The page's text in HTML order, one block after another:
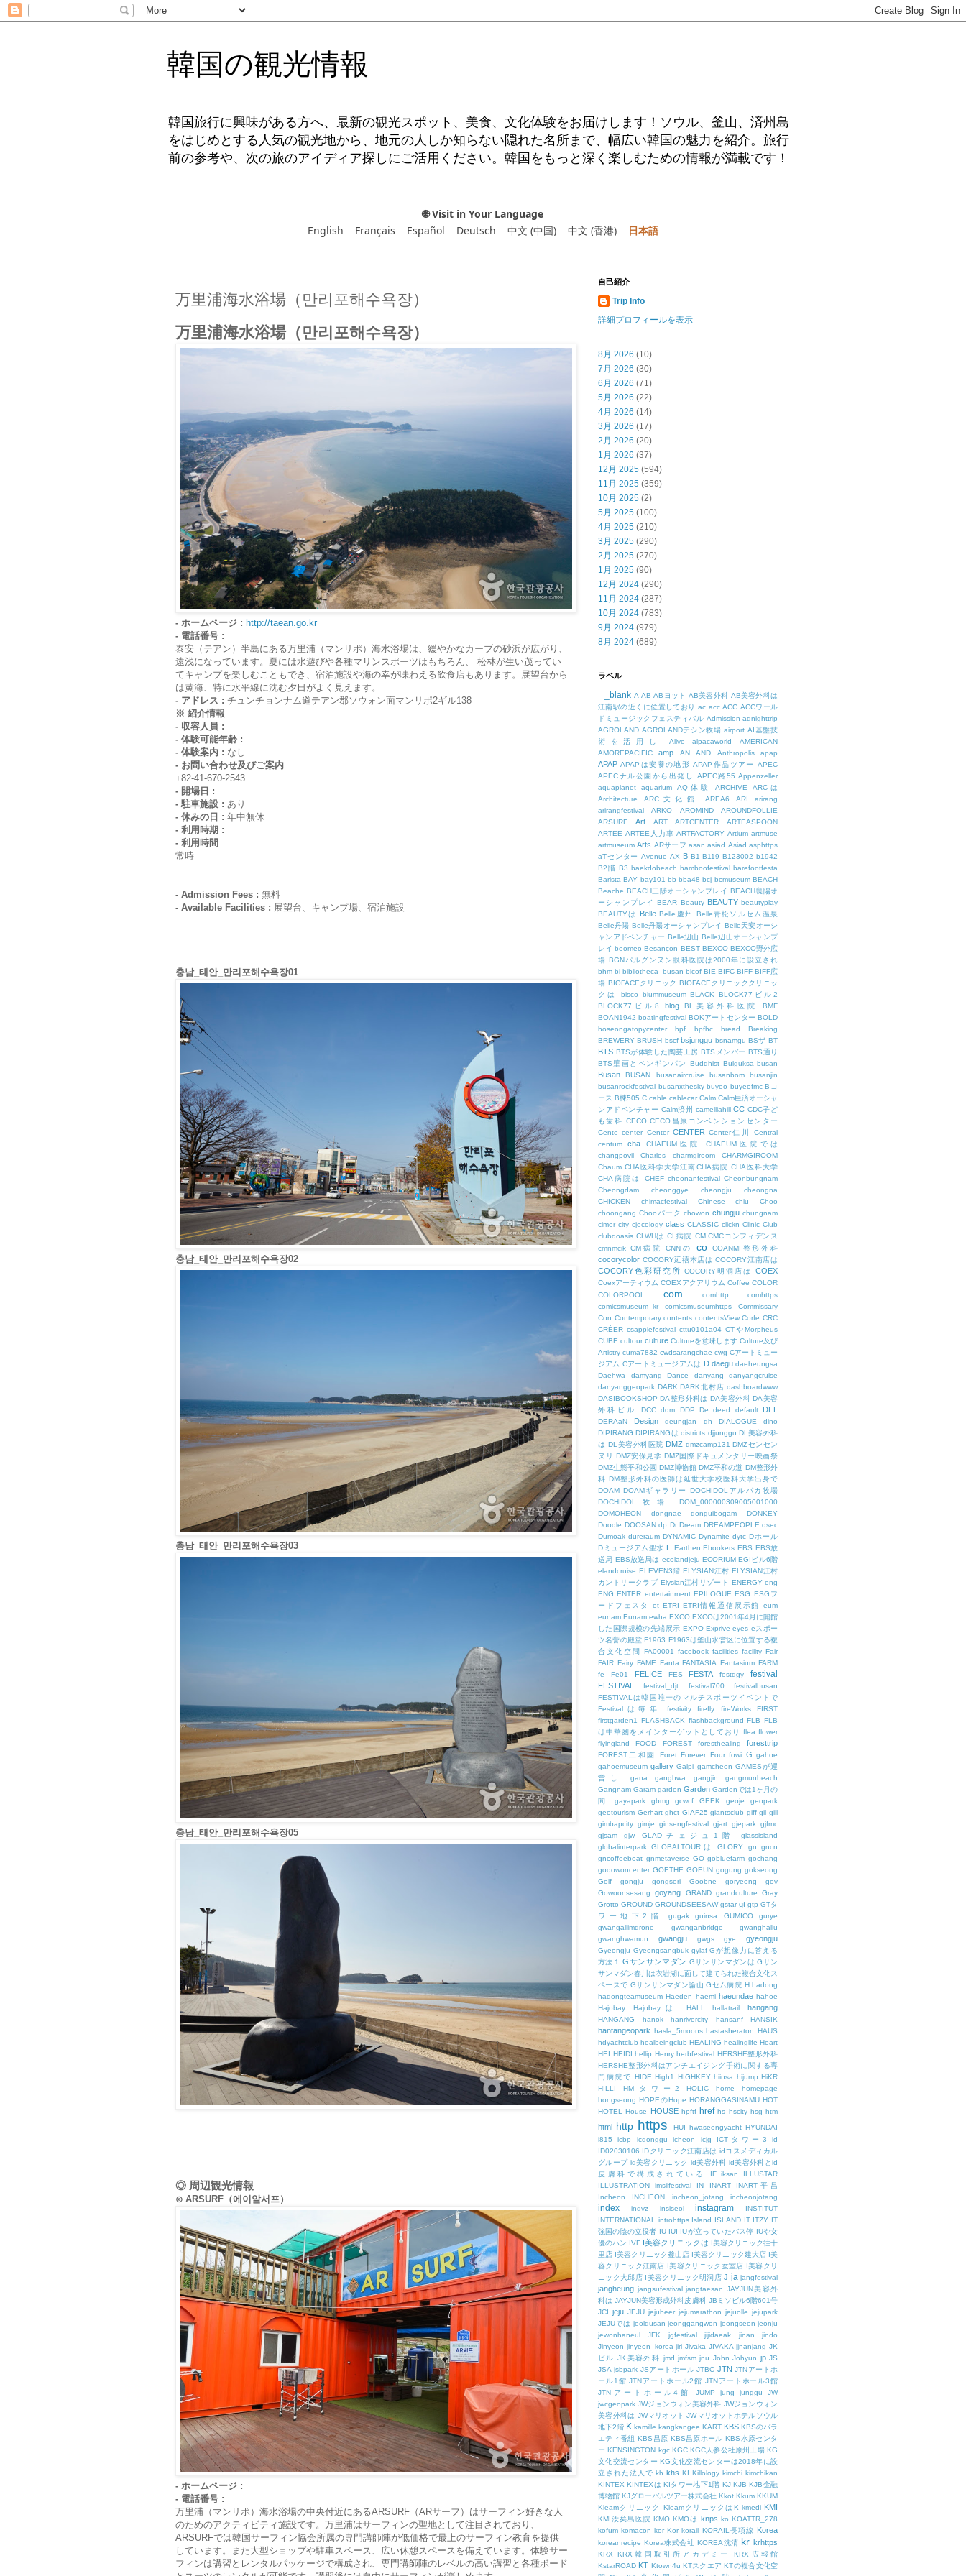
韓国の観光情報
韓国旅行に興味がある方へ、最新の観光スポット、美食、文化体験をお届けします！ソウル、釜山、済州島
をはじめとする人気の観光地から、地元の人しか知らない隠れた名所まで、幅広い韓国の魅力を紹介。旅行
前の参考や、次の旅のアイディア探しにご活用ください。韓国をもっと深く楽しむための情報が満載です！
🌐 Visit in Your Language
English
Français Español Deutsch 中文 (中国) 中文 (香港) 日本語
万里浦海水浴場（만리포해수욕장）
万里浦海水浴場（만리포해수욕장）
- ホームページ : http://taean.go.kr
- 電話番号 :
泰安（テアン）半島にある万里浦（マンリポ）海水浴場は、緩やかなカーブの砂浜が広がり、
遠浅になっています。夏には水遊びや各種マリンスポーツはもちろん、 松林が生い茂ってい
てキャンプを楽しむこともでき、宿泊施設や海の幸が味わえる飲食店もあります。展望台から
は黄海、特に水平線に沈む夕日がよく見えます。
- アドレス : チュンチョンナム道テアン郡ソウォン面マンリポ2ギル138
※ 紹介情報
- 収容人員 :
- 体験可能年齢 :
- 体験案内 : なし
- お問い合わせ及びご案内
+82-41-670-2543
- 開場日 :
- 駐車施設 : あり
- 休みの日 : 年中無休
- 利用時期 :
- 利用時間
常時
- Admission Fees : 無料
- Available Facilities : 展望台、キャンプ場、宿泊施設
충남_태안_만리포해수욕장01
충남_태안_만리포해수욕장02
충남_태안_만리포해수욕장03
충남_태안_만리포해수욕장05
◎ 周辺観光情報
⊙ ARSURF（에이알서프）
- ホームページ :
- 電話番号 :
万里浦（マンリポ）海水浴場の中央付近にあるARSURF（ARサーフ）はサーフィン好きな人
のためのアクティビティ施設です。万里浦はサーフィンの聖地として注目されており、
ARSURFでは韓国サーフィン協会所属の専門講師陣が低価格で最上のサーフィン教育を提供
しています。また大型ショップや駐車スペース、広い休憩スペースを備えています。体験サー
フィンは講習とレンタルパッケージで構成され、専門講師陣のレベルの高い講習と各種ボード
自己紹介
Trip Info
詳細プロフィールを表示
8月 2026 (10)
7月 2026 (30)
6月 2026 (71)
5月 2026 (22)
4月 2026 (14)
3月 2026 (17)
2月 2026 (20)
1月 2026 (37)
12月 2025 (594)
11月 2025 (359)
10月 2025 (2)
5月 2025 (100)
4月 2025 (210)
3月 2025 (290)
2月 2025 (270)
1月 2025 (90)
12月 2024 (290)
11月 2024 (287)
10月 2024 (783)
9月 2024 (979)
8月 2024 (689)
ラベル
_blank A AB ABヨット AB美容外科 AB美容外科は
江南駅の近くに位置しており ac acc ACC ACCワール
ドミュージックフェスティバル Admission adnighttrip
AGROLAND AGROLANDテシン牧場 airport AI基盤技
術を活用し
Alive alpacaworld
AMERICAN
AMOREPACIFIC
amp AN AND Anthropolis apap
APAP APAPは安養の地形 APAP作品ツアー
APEC
APECナル公園から出発し
APEC路55 Appenzeller
aquaplanet
aquarium AQ体験 ARCHIVE
ARCは
Architecture
ARC文化館 AREA6 ARI
arirang
arirangfestival
ARKO AROMIND
AROUNDFOLLIE
ARSURF
Art ART ARTCENTER
ARTEASPOON
ARTEE ARTEE人力車 ARTFACTORY Artium artmuse
artmuseum Arts ARサーフ asan asiad Asiad asphttps
aTセンター Avenue AX B B1 B119 B123002 b1942
B2階 B3 baekdobeach bamboofestival barefootfesta
Barista BAY bay101 bb bba48 bcj bcmuseum BEACH
Beache BEACH三陟オーシャンプレイ BEACH襄陽オ
ーシャンプレイ
BEAR Beauty BEAUTY beautyplay
BEAUTYは
Belle Belle慶州
Belle青松ソルセム温泉
Belle丹陽 Belle丹陽オーシャンプレイ Belle天安オーシ
ャンアドベンチャー Belle辺山 Belle辺山オーシャンプ
レイ beomeo Besançon BEST BEXCO BEXCO野外広
場 BGNパルグンヌン眼科医院は2000年に設立され
bhm bi bibliotheca_busan bicof BIE BIFC BIFF BIFF広
場 BIOFACEクリニック BIOFACEクリニッククリニッ
クは
bisco biummuseum BLACK
BLOCK77ビル2
BLOCK77ビル8
blog BL美容外科医院
BMF
BOAN1942 boatingfestival BOKアートセンター BOLD
boseongatopycenter
bpf bpfhc bread
Breaking
BREWERY BRUSH bscf bsjunggu bsnamgu BSザ BT
BTS BTSが体験した陶芸工房 BTSメンバー BTS通り
BTS壁画とペンギンパン
Buddhist Bulguksa busan
Busan BUSAN busanaircruise busanbom
busanjin
busanrockfestival busanxthesky buyeo buyeofmc Bコ
ース B棟505 C cable cablecar Calm Calm巨済オーシャ
ンアドベンチャー Calm済州 camelliahill CC CDC子ど
も歯科 CECO CECO昌原コンベンションセンター
Cente center Center CENTER Center仁川
Central
centum
cha CHAEUM医院
CHAEUM医院では
changpovil
Charles charmgiroom
CHARMGIROOM
Chaum CHA医科学大学江南CHA病院 CHA医科大学
CHA病院は
CHEF cheonanfestival Cheonbungnam
Cheongdam
cheonggye cheongju
cheongna
CHICKEN
chimacfestival Chinese chiu
Choo
choongang Chooパーク chowon chungju chungnam
cimer city cjecology class CLASSIC clickn Clinic Club
clubdoasis CLWHは CL病院 CM CMCコンフィデンス
cmnmcik CM病院 CNNの co COANMI整形外科
cocorycolor COCORY延禧本店は COCORY江南店は
COCORY色彩研究所 COCORY明洞店は COEX
Coexアーティウム COEXアクアリウム Coffee COLOR
COLORPOOL
com comhttp
comhttps
comicsmuseum_kr
comicsmuseumhttps
Commissary
Con Contemporary contents contentsView Corfe CRC
CRÉER csapplefestival cttu0101a04 CTやMorpheus
CUBE cultour culture Cultureを意味します Culture及び
Artistry cuma7832 cwdsarangchae cwg Cアートミュー
ジアム Cアートミュージアムは D daegu daeheungsa
Daehwa
damyang Dance danyang
danyangcruise
danyanggeopark DARK DARK北村店 dashboardwww
DASIBOOKSHOP DA整形外科は DA美容外科 DA美容
外科ビル
DCC ddm DDP De deed default DEL
DERAaN Design deungjan dh DIALOGUE
dino
DIPIRANG DIPIRANGは districts djjunggu DL美容外科
は DL美容外科医院 DMZ dmzcamp131 DMZセンセン
ヌリ DMZ安保見学 DMZ国際ドキュメンタリー映画祭
DMZ生態平和公園 DMZ博物館 DMZ平和の道 DM整形外
科 DM整形外科の医師は延世大学校医科大学出身で
DOAM DOAMギャラリー
DOCHIDOLアルパカ牧場
DOCHIDOL牧場
DOM_000000309005001000
DOMOHEON
dongnae donguibogam
DONKEY
Doodle DOOSAN dp Dr Dream DREAMPEOPLE dsec
Dumoak dureraum DYNAMIC Dynamite dytc Dホール
Dミュージアム聖水 E Earthen Ebookers EBS EBS放
送局 EBS放送局は ecolandjeju ECORIUM EGIビル6階
elandcruise ELEVEN3階 ELYSIAN江村 ELYSIAN江村
カントリークラブ Elysian江村リゾート ENERGY eng
ENG ENTER entertainment EPILOGUE ESG ESGフ
ードフェスタ
et ETRI ETRI情報通信展示館
eum
eunam Eunam ewha EXCO EXCOは2001年4月に開館
した国際規模の先端展示 EXPO Exprive eyes eスポー
ツ名誉の殿堂 F1963 F1963は釜山水営区に位置する複
合文化空間
FA00001 facebook facilities facility Fair
FAIR Fairy FAME Fanta FANTASIA Fantasium FARM
fe
Fe01 FELICE FES FESTA festdgy festival
FESTIVAL festival_djt festival700
festivalbusan
FESTIVALは韓国唯一のマルチスポーツイベントで
Festivalは毎年
festivity firefly fireWorks
FIRST
firstgarden1
FLASHBACK flashbackground FLB FLB
は中華圏をメインターゲットとしており
flea flower
flyingland
FOOD FOREST foresthealing foresttrip
FOREST二和園 Foret Forever Four fowi G gahoe
gahoemuseum gallery Galpi gamcheon GAMESが運
営し
gana ganghwa gangjin
gangmunbeach
Gangnam Garam garden Garden Gardenでは1ヶ月の
間
gayapark gbmg gcwcf GEEK geoje
geopark
geotourism Gerhart ghct GIAF25 giantsclub giff gil gill
gimbapcity gimje ginsengfestival gjart gjepark gjfmc
gjsam
gjw GLADチェジュ1階
glassisland
globalinterpark GLOBALTOURは GLORY gn
gncn
gncoffeeboat gnmetaverse GO gobluefarm gochang
godowoncenter GOETHE GOEUN gogung gokseong
Golf
gongju gongseri Goobne goryeong
gov
Gowoonsesang
goyang GRAND grandculture
Gray
Grotto GROUND GROUNDSEESAW gstar gt gtp GTタ
ワー地下2階
gugak guinsa GUMICO
gurye
gwangallimdrone
gwanganbridge
gwanghallu
gwanghwamun
gwangju gwgs gye gyeongju
Gyeongju Gyeongsangbuk gylaf Gが想像力に答える
方法１
Gサンサンマダン Gサンサンマダンは Gサン
サンマダン春川は衣岩湖に面して建てられた複合文化ス
ペースで Gサンサンマダン論山 Gセム病院 H hadong
hadongteamuseum Haeden haemi haeundae hahoe
Hajobay
Hajobayは HALL hallatrail hangang
HANGANG hanok hanrivercity hansanf HANSIK
hantangeopark hasla_5moons hastasheraton HAUS
hdyachtclub healbeingclub HEALING healinglife Heart
HEI HEIDI hellip Henry herbfestival HERSHE整形外科
HERSHE整形外科はアンチエイジング手術に関する専
門病院で HIDE High1 HIGHKEY hiinsa hijump HiKR
HILLI
HMタワー2 HOLIC home
homepage
hongseong HOPEのHope HORANGGASINAMU HOT
HOTEL
House HOUSE hpftf href hs hscity hsg htm
html http https HUI hwaseongyacht HYUNDAI
i815
icbp icdonggu icheon icjg ICTタワー3
id
ID02030106 IDクリニック江南店は idコスメディカル
グループ id美容クリニック id美容外科 id美容外科とid
皮膚科で構成されている
IF iksan
ILLUSTAR
ILLUSTRATION
imsilfestival IN INART
INART平昌
Incheon
INCHEON incheon_jotang incheonjotang
index indvz insiseol instagram
INSTITUT
INTERNATIONAL
introhttps Island ISLAND IT ITZY IT
強国の陰の立役者 IU IUI IUが立っていたバス停 IUや女
優のハン IVF I美容クリニックは I美容クリニック往十
里店 I美容クリニック釜山店 I美容クリニック建大店 I美
容クリニック江南店 I美容クリニック蚕室店 I美容クリ
ニック大邱店 I美容クリニック明洞店 J ja jangfestival
jangheung jangsufestival jangtaesan JAYJUN美容外
科は JAYJUN美容形成外科皮膚科 JBミソビル6階601号
JCI jeju JEJU jejubeer jejumarathon jejuolle jejupark
JEJUでは jeoldusan jeonggangwon jeongseon jeonju
jewonhaneul
JFK jgfestival jijidaeak jinan
jindo
Jinyeon jinyeon_korea jiri Jivaka JIVAKA jjnanjang JK
ビル JK美容外科 jmd jmfsm jnu John Johyun jp JS
JSA jsbpark JSアートホール JTBC JTN JTNアートホ
ール1館 JTNアートホール2館 JTNアートホール3館
JTNアートホール4館
JUMP jung junggu
JW
jwcgeopark JWジョンウォン美容外科 JWジョンウォン
美容外科は JWマリオット JWマリオットホテルソウル
地下2階 K kamille kangkangee KART KBS KBSのバラ
エティ番組 KBS昌原 KBS昌原ホール KBS水原センタ
ー KENSINGTON kgc KGC KGC人参公社原州工場 KG
文化交流センター KG文化交流センターは2018年に設
立された法人で kh khs KI Killology kimchi kimchikan
KINTEX KINTEXは KIタワー地下1階 KJ KJB KJB金融
博物館 KJグローバルツアー株式会社 Kkot Kkum KKUM
Kleamクリニック
KleamクリニックはK kmedi KMI
KMI汝矣島医院 KMO KMOは knps ko KOATTR_278
kofum komacon kor Kor korail KORAIL長項線 Korea
koreanrecipe Korea株式会社 KOREA沈清 kr krhttps
KRX KRX韓国取引所アカデミー
KRX広報館
KstarROAD KT Ktown4u KTスクエア KTの複合文化空